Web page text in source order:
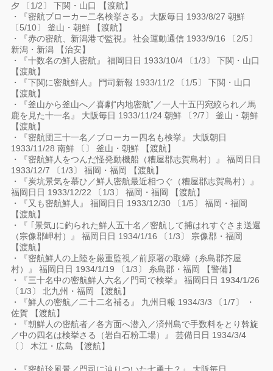
夕 〔1/2〕 下関・山口 【渡航】
・『密航ブローカー二名検挙さる』 大阪毎日 1933/8/27 朝鮮
〔5/10〕 釜山・朝鮮 【渡航】
・『赤の密航、新潟港で監視』 社会運動通信 1933/9/16 〔2/5〕
新潟・新潟 【治安】
・『十数名の鮮人密航』 福岡日日 1933/10/4 〔1/3〕 下関・山口
【渡航】
・『下関に密航鮮人』 門司新報 1933/11/2 〔1/5〕 下関・山口
【渡航】
・『釜山から釜山へ／喜劇“内地密航”／一人十五円宛絞られ／馬
鹿を見た十一名』 大阪毎日 1933/11/24 朝鮮 〔?/7〕 釜山・朝鮮
【渡航】
・『密航団三十一名／ブローカー四名も検挙』 大阪朝日
1933/11/28 南鮮 〔〕 釜山・朝鮮 【渡航】
・『密航鮮人をつんだ怪発動機船（糟屋郡志賀島村）』 福岡日日
1933/12/7 〔1/3〕 福岡・福岡 【渡航】
・『炭坑景気を慕ひ／鮮人密航最近相つぐ（糟屋郡志賀島村）』
福岡日日 1933/12/22 〔1/3〕 福岡・福岡 【渡航】
・『又も密航鮮人』 福岡日日 1933/12/30 〔1/5〕 福岡・福岡
【渡航】
・『 ｢景気｣に釣られた鮮人五十名／密航して捕はれすぐさま送還
（宗像郡岬村）』 福岡日日 1934/1/16 〔1/3〕 宗像郡・福岡
【渡航】
・『密航鮮人の上陸を厳重監視／前原署の取締（糸島郡芥屋
村）』 福岡日日 1934/1/19 〔1/3〕 糸島郡・福岡 【警備】
・『三十名中の密航鮮人六名／門司で検挙』 福岡日日 1934/1/26
〔1/3〕 北九州・福岡 【渡航】
・『鮮人の密航／二十二名補る』 九州日報 1934/3/3 〔1/7〕 ・
佐賀 【渡航】
・『朝鮮人の密航者／各方面へ潜入／済州島で手数料をとり斡旋
／中の四名は検挙さる（岩白石粉工場）』 芸備日日 1934/3/4
〔〕 木江・広島 【渡航】